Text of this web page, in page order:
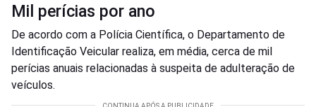
Mil perícias por ano
De acordo com a Polícia Científica, o Departamento de
Identificação Veicular realiza, em média, cerca de mil
perícias anuais relacionadas à suspeita de adulteração de
veículos.